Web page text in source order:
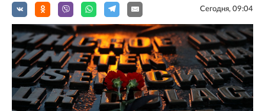
Сегодня, 09:04